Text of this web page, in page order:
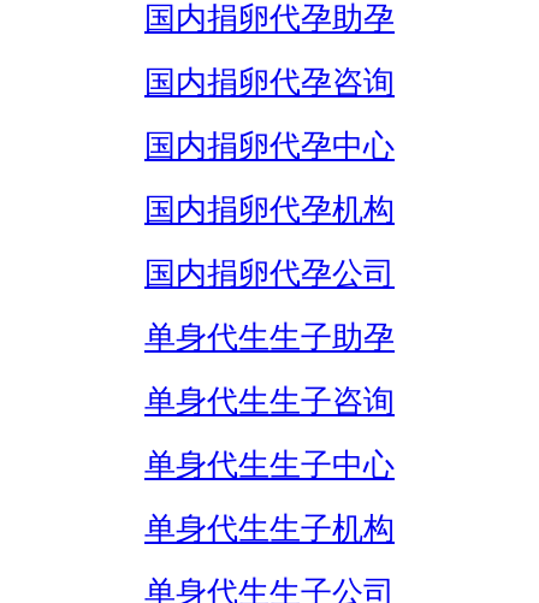
国内捐卵代孕助孕
国内捐卵代孕咨询
国内捐卵代孕中心
国内捐卵代孕机构
国内捐卵代孕公司
单身代生生子助孕
单身代生生子咨询
单身代生生子中心
单身代生生子机构
单身代生生子公司